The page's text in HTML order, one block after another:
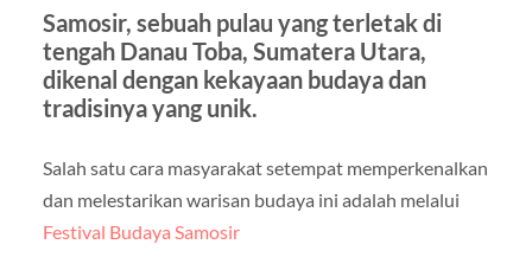
Samosir, sebuah pulau yang terletak di
tengah Danau Toba, Sumatera Utara,
dikenal dengan kekayaan budaya dan
tradisinya yang unik.
Salah satu cara masyarakat setempat memperkenalkan
dan melestarikan warisan budaya ini adalah melalui
Festival Budaya Samosir